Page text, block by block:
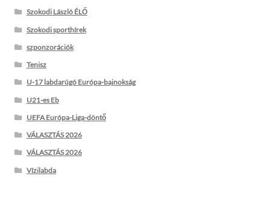
Szokodi László ÉLŐ
Szokodi sporthírek
szponzorációk
Tenisz
U-17 labdarúgó Európa-bajnokság
U21-es Eb
UEFA Európa-Liga-döntő
VÁLASZTÁS 2026
VÁLASZTÁS 2026
Vízilabda